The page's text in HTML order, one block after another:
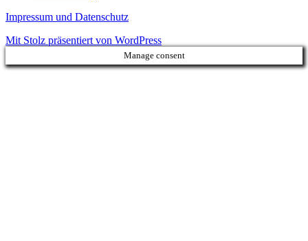
Impressum und Datenschutz
Mit Stolz präsentiert von WordPress
Manage consent